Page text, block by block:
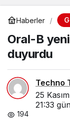
Haberler
Oral-B yeni
duyurdu
Techno
25
21:33
194